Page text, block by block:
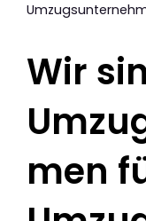
Wir
men